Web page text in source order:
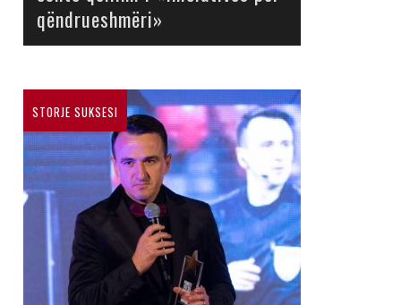
qëndrueshmëri»
STORJE SUKSESI